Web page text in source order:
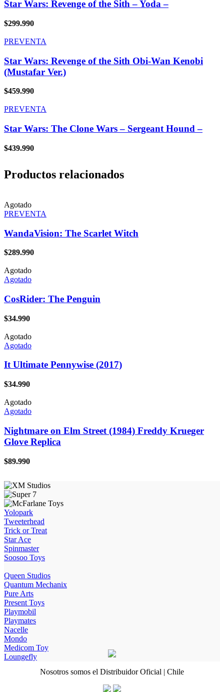
Star Wars: Revenge of the Sith – Yoda –
$299.990
PREVENTA
Star Wars: Revenge of the Sith Obi-Wan Kenobi
(Mustafar Ver.)
$459.990
PREVENTA
Star Wars: The Clone Wars – Sergeant Hound –
$439.990
Productos relacionados
Agotado
PREVENTA
WandaVision: The Scarlet Witch
$289.990
Agotado
Agotado
CosRider: The Penguin
$34.990
Agotado
Agotado
It Ultimate Pennywise (2017)
$34.990
Agotado
Agotado
Nightmare on Elm Street (1984) Freddy Krueger
Glove Replica
$89.990
Yolopark
Tweeterhead
Trick or Treat
Star Ace
Spinmaster
Soosoo Toys
Queen Studios
Quantum Mechanix
Pure Arts
Present Toys
Playmobil
Playmates
Nacelle
Mondo
Medicom Toy
Loungefly
Nosotros somos el Distribuidor Oficial | Chile